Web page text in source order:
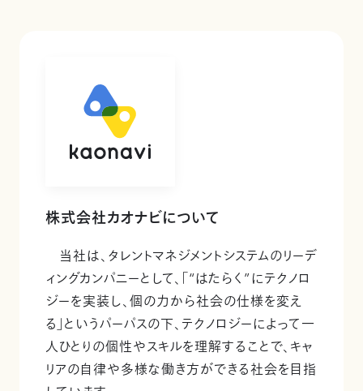
株式会社カオナビについて
当社は、タレントマネジメントシステムのリーデ
ィングカンパニーとして、「“はたらく”にテクノロ
ジーを実装し、個の力から社会の仕様を変え
る」というパーパスの下、テクノロジーによって一
人ひとりの個性やスキルを理解することで、キャ
リアの自律や多様な働き方ができる社会を目指